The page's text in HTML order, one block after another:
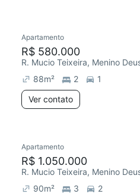
Apartamento
R$ 580.000
R. Mucio Teixeira, Menino
88m² 2
1
Ver contato
Redecorar
Apartamento
R$ 1.050.000
R. Mucio Teixeira, Menino
90m² 3
2